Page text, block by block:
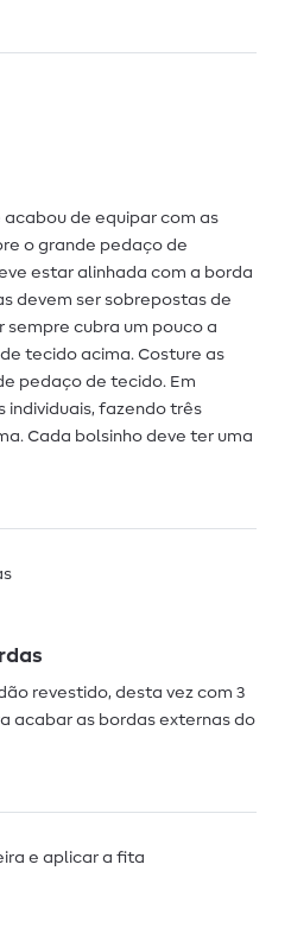
de equipar com as
o grande pedaço de
estar alinhada com a borda
devem ser sobrepostas de
cubra um pouco a
tecido acima. Costure as
pedaço de tecido. Em
individuais, fazendo três
Cada bolsinho deve ter uma
revestido, desta vez com 3
acabar as bordas externas do